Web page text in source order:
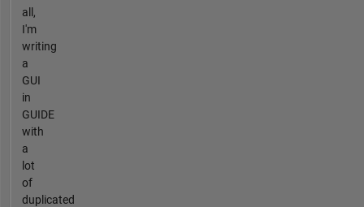
all,
I'm
writing
a
GUI
in
GUIDE
with
a
lot
of
duplicated